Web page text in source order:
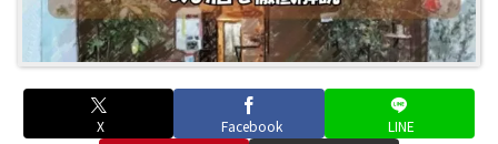
X Facebook LINE